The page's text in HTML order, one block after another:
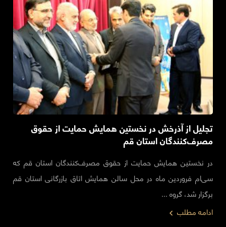
تجلیل از آذرخش در نخستین همایش حمایت از حقوق
مصرف‌کنندگان استان قم
در نخستین همایش حمایت از حقوق مصرف‌کنندگان استان قم که
سی‌ام فروردین ماه در محل سالن همایش اتاق بازرگانی استان قم
برگزار شد، گروه ...
ادامه مطلب